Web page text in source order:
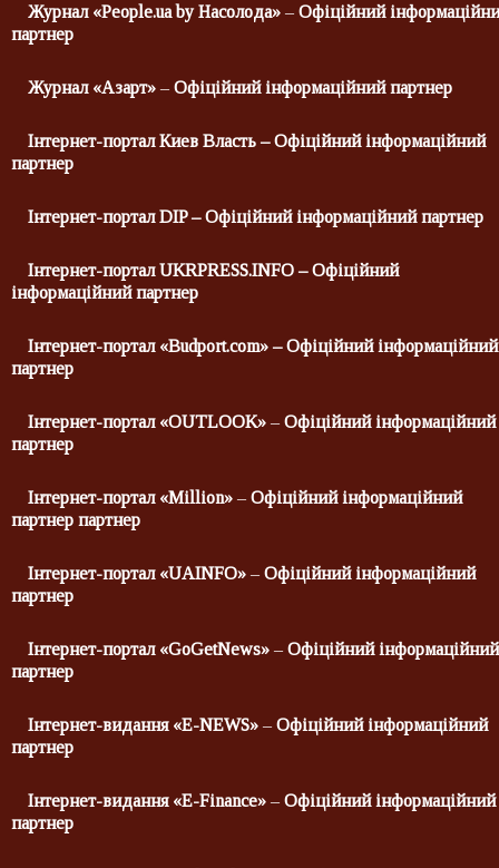
Журнал «People.ua byНасолода» – Офіційний
партнер
Журнал «Азарт» – Офіційний інформаційний партнер
Інтернет-портал Киев Власть – Офіційний інформаційний
партнер
Інтернет-портал DIP– Офіційний інформаційний партнер
Інтернет-портал UKRPRESS.INFO – Офіційний
інформаційний партнер
Інтернет-портал «Budport.com» – Офіційний інформаційний
партнер
Інтернет-портал «OUTLOOK» – Офіційний інформаційний
партнер
Інтернет-портал«Million» – Офіційний інформаційний
партнер партнер
Інтернет-портал «UAINFO» – Офіційний інформаційний
партнер
Інтернет-портал «GoGetNews» – Офіційний інформаційний
партнер
Інтернет-видання «E-NEWS» – Офіційний інформаційний
партнер
Інтернет-видання «E-Finance» – Офіційний інформаційний
партнер